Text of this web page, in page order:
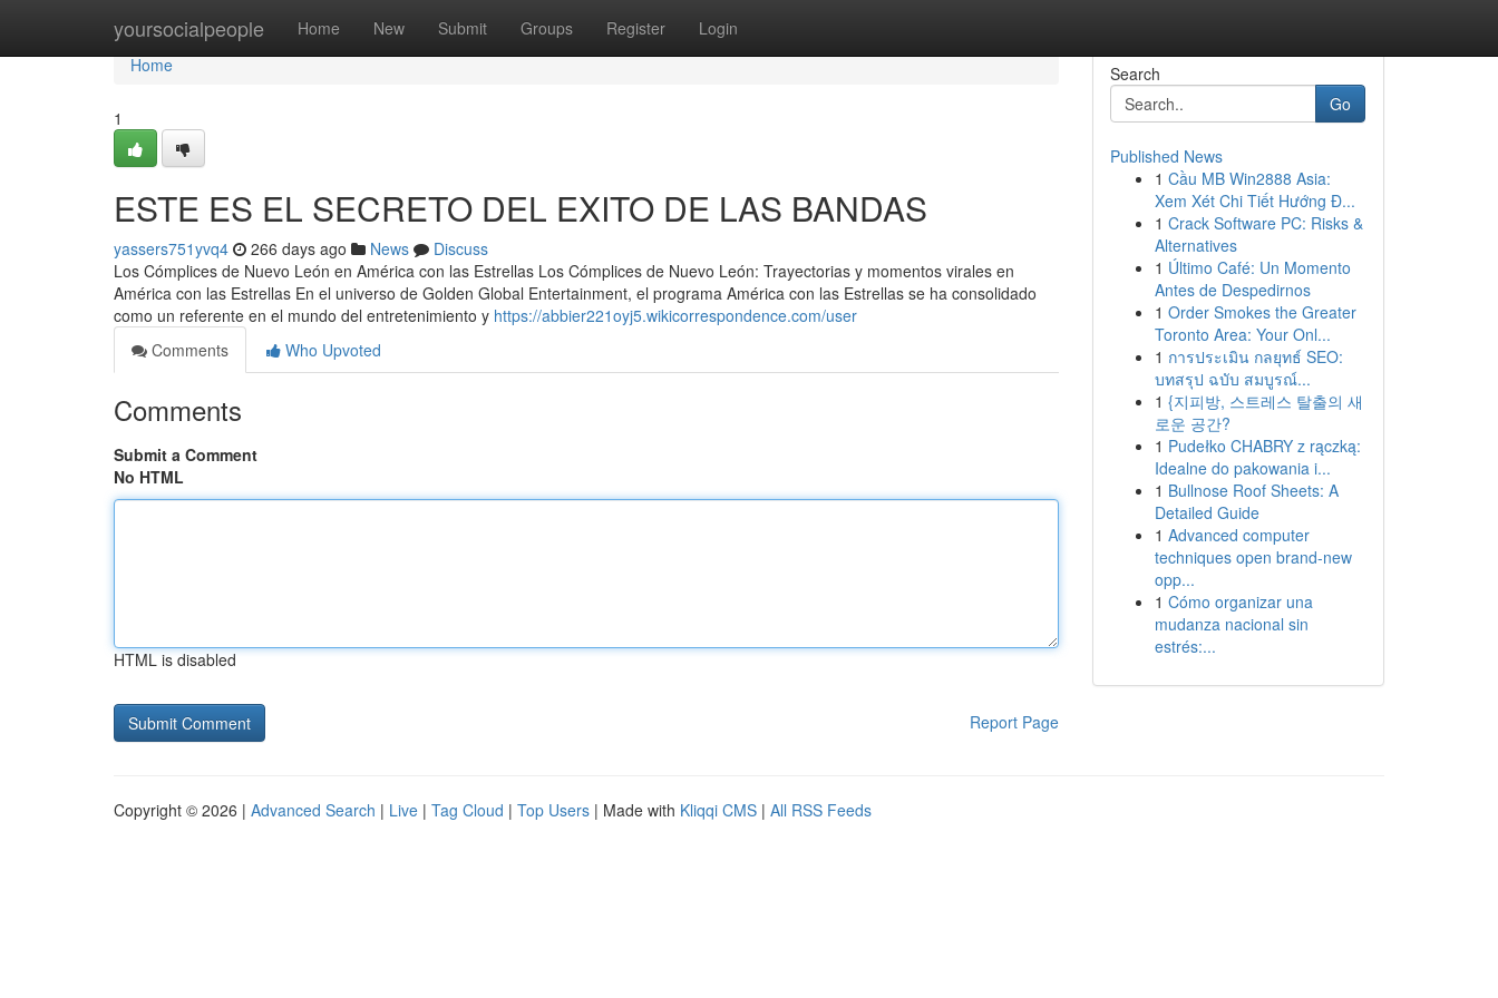
yoursocialpeople Home New Submit Groups Register Login
Home
Home
1
ESTE ES EL SECRETO DEL EXITO DE LAS BANDAS
yassers751yvq4 266 days ago News
Discuss
Los Cómplices de Nuevo León en América con las Estrellas Los Cómplices de Nuevo León: Trayectorias y momentos virales en
América con las Estrellas En el universo de Golden Global Entertainment, el programa América con las Estrellas se ha consolidado
como un referente en el mundo del entretenimiento y https://abbier221oyj5.wikicorrespondence.com/user
Comments
Who Upvoted
Comments
Submit a Comment
No HTML
HTML is disabled
Report Page
Search
Go
Published News
1 Cầu MB Win2888 Asia:
Xem Xét Chi Tiết Hướng Đ...
1 Crack Software PC: Risks &
Alternatives
1 Último Café: Un Momento
Antes de Despedirnos
1 Order Smokes the Greater
Toronto Area: Your Onl...
1 การประเมิน กลยุทธ์ SEO:
บทสรุป ฉบับ สมบูรณ์...
1 {지피방, 스트레스 탈출의 새
로운 공간?
1 Pudełko CHABRY z rączką:
Idealne do pakowania i...
1 Bullnose Roof Sheets: A
Detailed Guide
1 Advanced computer
techniques open brand-new
opp...
1 Cómo organizar una
mudanza nacional sin
estrés:...
Copyright © 2026 | Advanced Search | Live | Tag Cloud | Top Users | Made with Kliqqi CMS | All RSS Feeds